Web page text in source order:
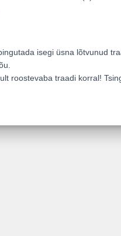
isegi üsna lõtvunud
roostevaba traadi korral!